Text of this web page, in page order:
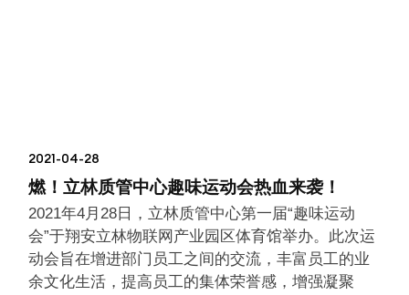
2021-04-28
燃！立林质管中心趣味运动会热血来袭！
2021年4月28日，立林质管中心第一届“趣味运动
会”于翔安立林物联网产业园区体育馆举办。此次运
动会旨在增进部门员工之间的交流，丰富员工的业
余文化生活，提高员工的集体荣誉感，增强凝聚